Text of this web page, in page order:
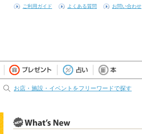
ご利用ガイド よくある質問 お問い合わせ
お店・施設・イベントをフリーワードで探す